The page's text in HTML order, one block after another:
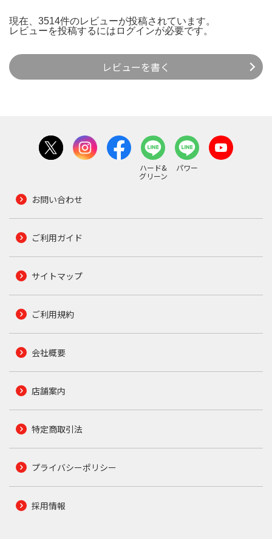
現在、3514件のレビューが投稿されています。
レビューを投稿するには ログインが必要です。
レビューを書く
ハード&
グリーン
パワー
お問い合わせ
ご利用ガイド
サイトマップ
ご利用規約
会社概要
店舗案内
特定商取引法
プライバシーポリシー
採用情報